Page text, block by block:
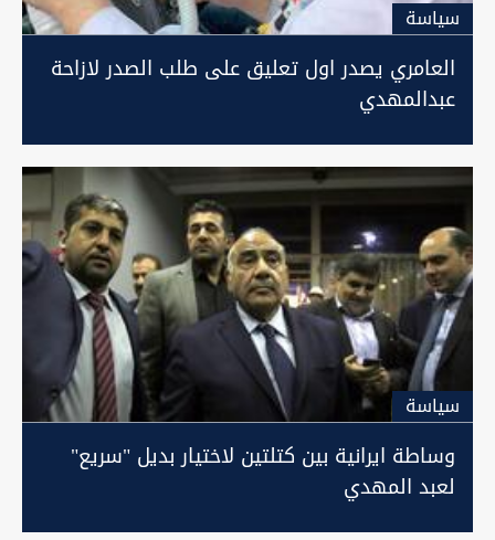
سیاسة
العامري يصدر اول تعليق على طلب الصدر لازاحة
عبدالمهدي
سیاسة
وساطة ايرانية بين كتلتين لاختيار بديل "سريع"
لعبد المهدي